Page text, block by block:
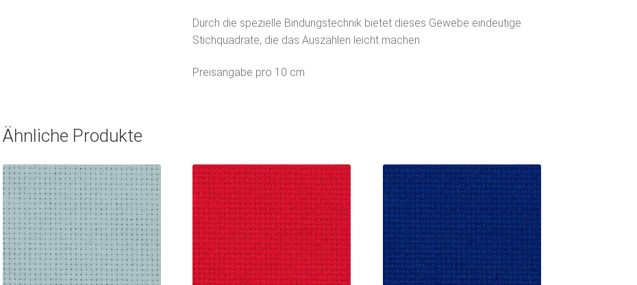
Durch die spezielle Bindungstechnik bietet dieses Gewebe eindeutige
Stichquadrate, die das Auszählen leicht machen
Preisangabe pro 10 cm
Ähnliche Produkte